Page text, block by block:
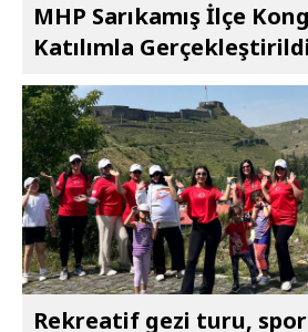
MHP Sarıkamış İlçe
Katılımla Gerçekleştirildi
Rekreatif gezi turu,